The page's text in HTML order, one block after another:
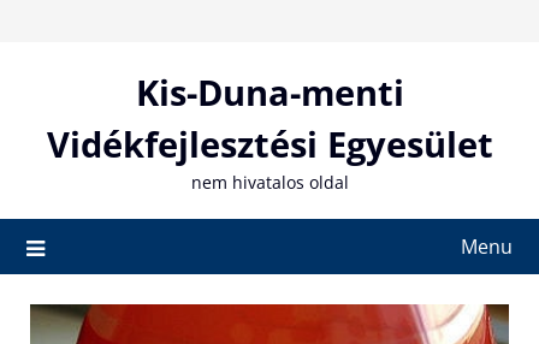
Kis-Duna-menti
Vidékfejlesztési Egyesület
nem hivatalos oldal
Menu